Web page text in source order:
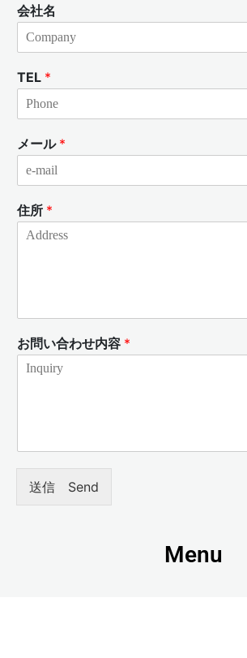
会社名
TEL *
メール *
住所 *
お問い合わせ内容 *
送信 Send
Menu